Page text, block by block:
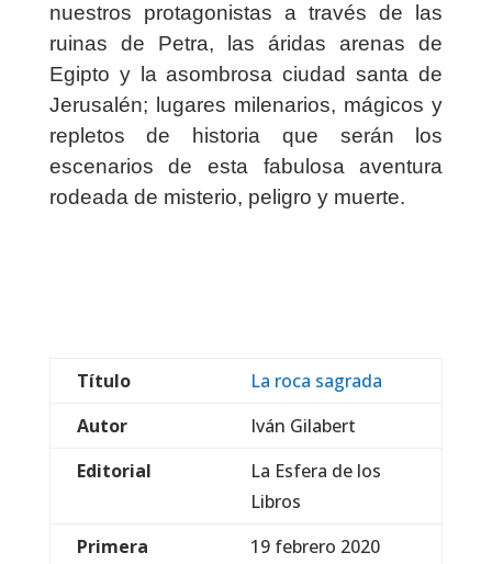
nuestros protagonistas a través de las
ruinas de Petra, las áridas arenas de
Egipto y la asombrosa ciudad santa de
Jerusalén; lugares milenarios, mágicos y
repletos de historia que serán los
escenarios de esta fabulosa aventura
rodeada de misterio, peligro y muerte.
Título
La roca sagrada
Autor
Iván Gilabert
Editorial
La Esfera de los
Libros
Primera
19 febrero 2020